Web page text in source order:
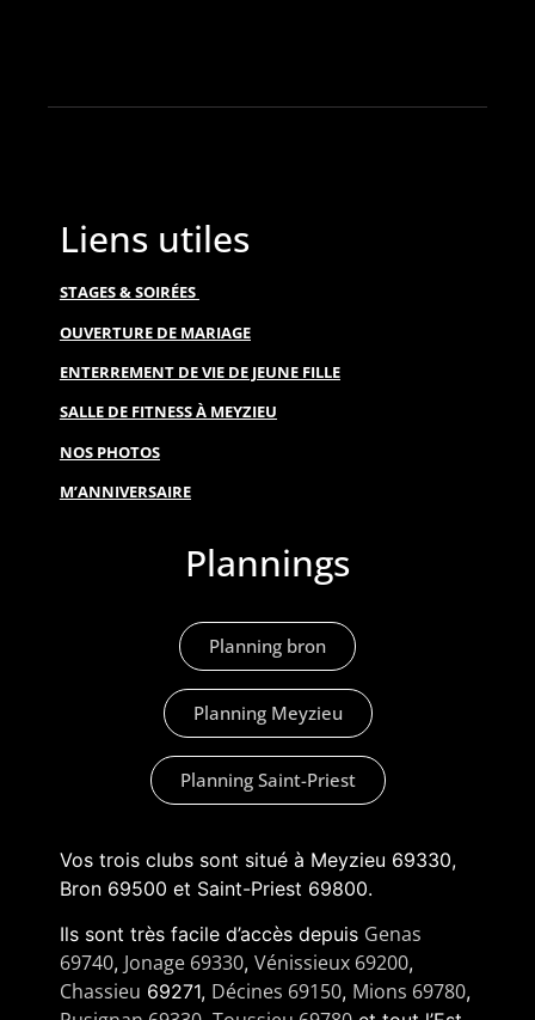
Liens utiles
STAGES & SOIRÉES
OUVERTURE DE MARIAGE
ENTERREMENT DE VIE DE JEUNE FILLE
SALLE DE FITNESS À MEYZIEU
NOS PHOTOS
M’ANNIVERSAIRE
Plannings
Planning bron
Planning Meyzieu
Planning Saint-Priest
Vos trois clubs sont situé à Meyzieu 69330,
Bron 69500 et Saint-Priest 69800.
Ils sont très facile d’accès depuis Genas
69740, Jonage 69330, Vénissieux 69200,
Chassieu 69271, Décines 69150, Mions 69780,